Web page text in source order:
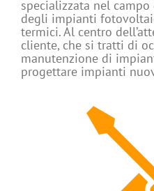
specializzata nel
degli impianti
termici. Al centro
cliente, che si tratti di
manutenzione di
progettare impianti